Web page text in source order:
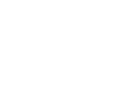
60 მლ | Glass SHOT